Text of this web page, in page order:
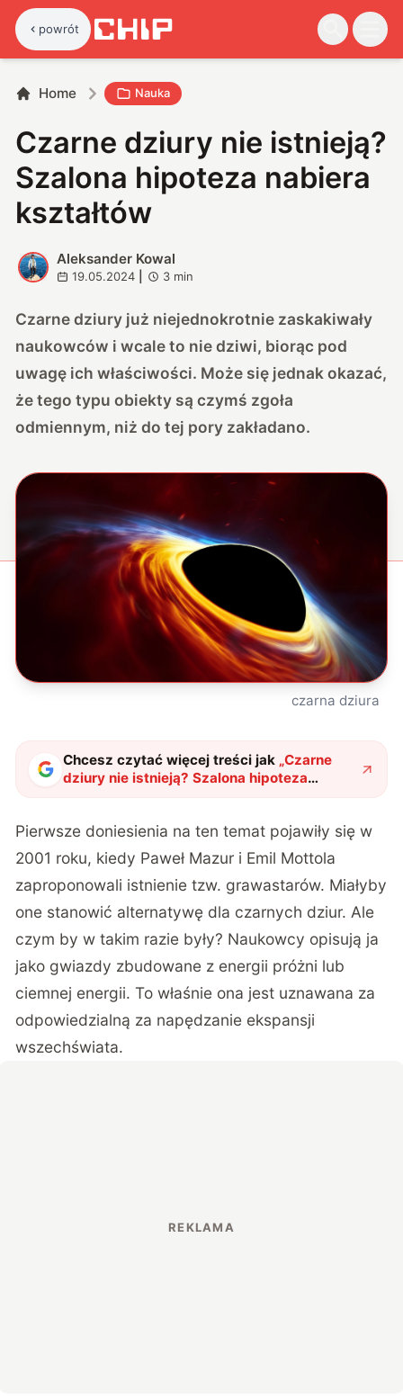
powrót
Home Nauka
Czarne dziury nie istnieją?
Szalona hipoteza nabiera
kształtów
A
Aleksander Kowal
19.05.2024 3 min
Czarne dziury już niejednokrotnie zaskakiwały
naukowców i wcale to nie dziwi, biorąc pod
uwagę ich właściwości. Może się jednak okazać,
że tego typu obiekty są czymś zgoła
odmiennym, niż do tej pory zakładano.
czarna dziura
Chcesz czytać więcej treści jak „Czarne
dziury nie istnieją? Szalona hipoteza
nabiera kształtów"?
Pierwsze doniesienia na ten temat pojawiły się w
2001 roku, kiedy Paweł Mazur i Emil Mottola
zaproponowali istnienie tzw. grawastarów. Miałyby
one stanowić alternatywę dla czarnych dziur. Ale
czym by w takim razie były? Naukowcy opisują ja
jako gwiazdy zbudowane z energii próżni lub
ciemnej energii. To właśnie ona jest uznawana za
odpowiedzialną za napędzanie ekspansji
wszechświata.